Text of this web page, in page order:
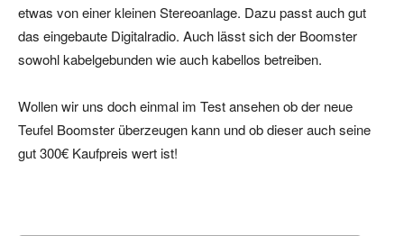
etwas von einer kleinen Stereoanlage. Dazu passt auch gut
das eingebaute Digitalradio. Auch lässt sich der Boomster
sowohl kabelgebunden wie auch kabellos betreiben.
Wollen wir uns doch einmal im Test ansehen ob der neue
Teufel Boomster überzeugen kann und ob dieser auch seine
gut 300€ Kaufpreis wert ist!